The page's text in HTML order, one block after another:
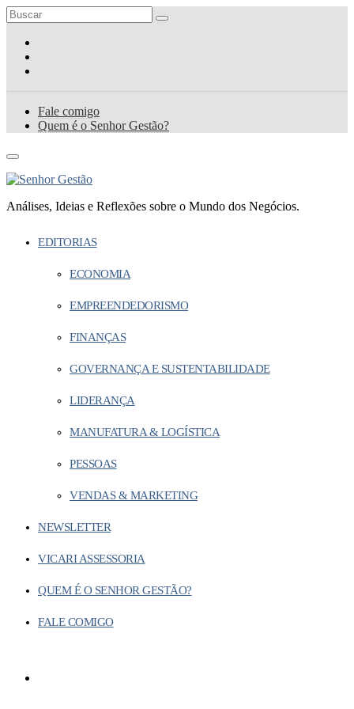
Fale comigo
Quem é o Senhor Gestão?
Análises, Ideias e Reflexões sobre o Mundo dos Negócios.
EDITORIAS
ECONOMIA
EMPREENDEDORISMO
FINANÇAS
GOVERNANÇA E SUSTENTABILIDADE
LIDERANÇA
MANUFATURA & LOGÍSTICA
PESSOAS
VENDAS & MARKETING
NEWSLETTER
VICARI ASSESSORIA
QUEM É O SENHOR GESTÃO?
FALE COMIGO